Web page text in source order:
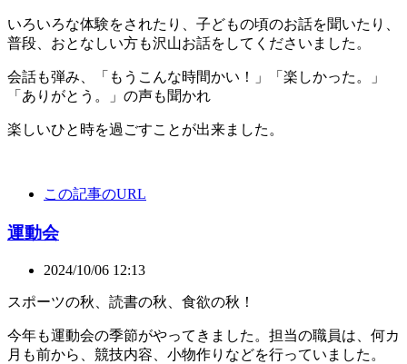
いろいろな体験をされたり、子どもの頃のお話を聞いたり、
普段、おとなしい方も沢山お話をしてくださいました。
会話も弾み、「もうこんな時間かい！」「楽しかった。」
「ありがとう。」の声も聞かれ
楽しいひと時を過ごすことが出来ました。
この記事のURL
運動会
2024/10/06 12:13
スポーツの秋、読書の秋、食欲の秋！
今年も運動会の季節がやってきました。担当の職員は、何カ
月も前から、競技内容、小物作りなどを行っていました。